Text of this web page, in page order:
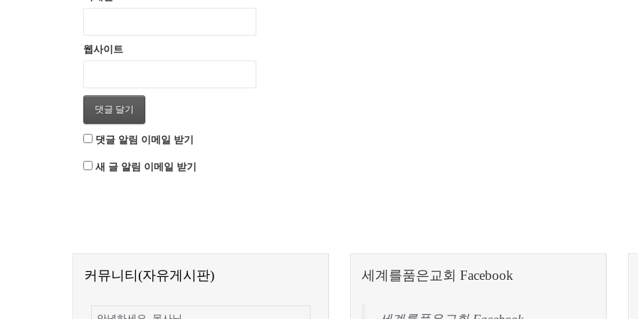
웹사이트
댓글 알림 이메일 받기
새 글 알림 이메일 받기
커뮤니티(자유게시판) 세계를품은교회 Facebook